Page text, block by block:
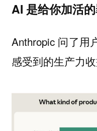
AI 是给你加活
Anthropic 问了用
感受到的生产力